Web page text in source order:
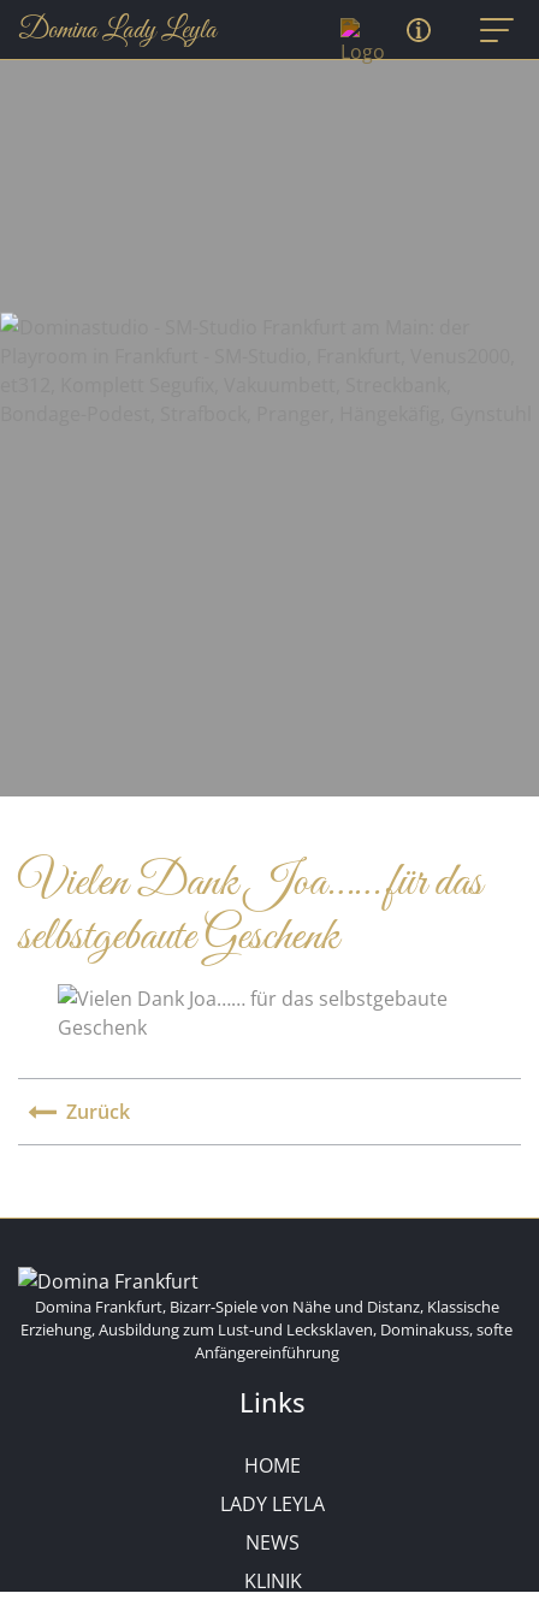
Vielen Dank Joa…… für das
selbstgebaute Geschenk
Zurück
Domina Frankfurt, Bizarr-Spiele von Nähe und Distanz, Klassische
Erziehung, Ausbildung zum Lust-und Lecksklaven, Dominakuss, softe
Anfängereinführung
Links
HOME
LADY LEYLA
NEWS
KLINIK